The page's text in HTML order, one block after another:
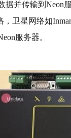
据并传输到Neon
，卫星网络如
服务器。